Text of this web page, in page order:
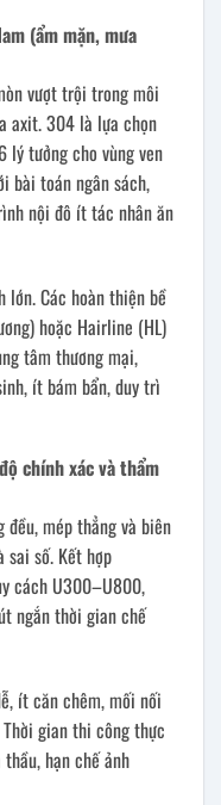
(ẩm mặn, mưa
vượt trội trong môi
axit. 304 là lựa chọn
lý tưởng cho vùng ven
bài toán ngân sách,
nội đô ít tác nhân ăn
Các hoàn thiện bề
hoặc Hairline (HL)
tâm thương mại,
ít bám bẩn, duy trì
chính xác và thẩm
đều, mép thẳng và biên
sai số. Kết hợp
cách U300–U800,
ngắn thời gian chế
ít căn chêm, mối nối
gian thi công thực
hạn chế ảnh